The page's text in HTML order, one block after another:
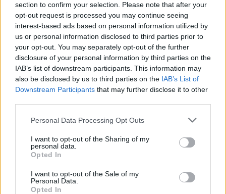
section to confirm your selection. Please note that after your
opt-out request is processed you may continue seeing
interest-based ads based on personal information utilized by
us or personal information disclosed to third parties prior to
your opt-out. You may separately opt-out of the further
disclosure of your personal information by third parties on the
IAB’s list of downstream participants. This information may
also be disclosed by us to third parties on the IAB’s List of
Downstream Participants that may further disclose it to other
Personal Data Processing Opt Outs
I want to opt-out of the Sharing of my
personal data.
Opted In
I want to opt-out of the Sale of my
Personal Data.
Opted In